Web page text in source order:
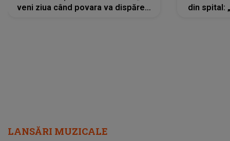
veni ziua când povara va dispărea,
din spital:
LANSĂRI MUZICALE